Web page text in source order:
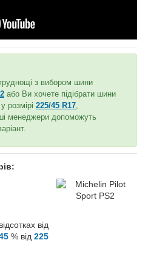
з вибором шини
або Ви хочете підібрати шини
розмірі 225/45 R17
менеджери допоможуть
від
% від 225